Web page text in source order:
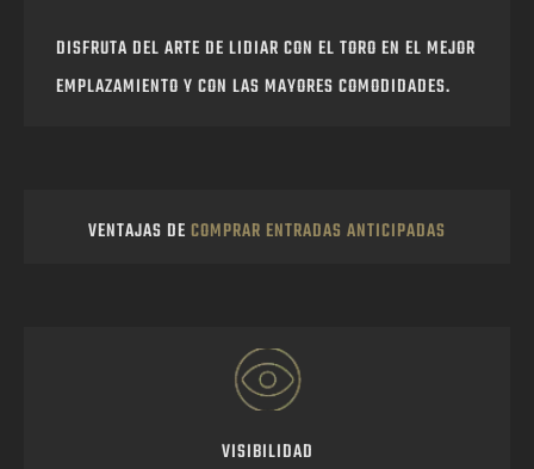
DISFRUTA DEL ARTE DE LIDIAR CON EL TORO EN EL MEJOR
EMPLAZAMIENTO Y CON LAS MAYORES COMODIDADES.
VENTAJAS DE COMPRAR ENTRADAS ANTICIPADAS
VISIBILIDAD